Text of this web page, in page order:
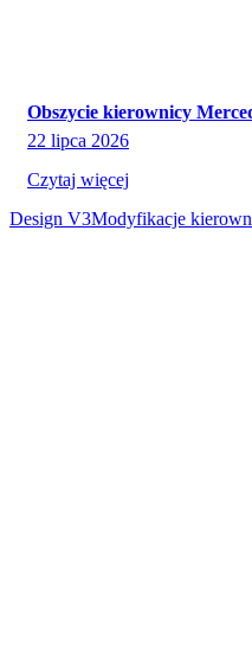
Obszycie kierownicy
22 lipca 2026
Czytaj więcej
Design V3Modyfikacje